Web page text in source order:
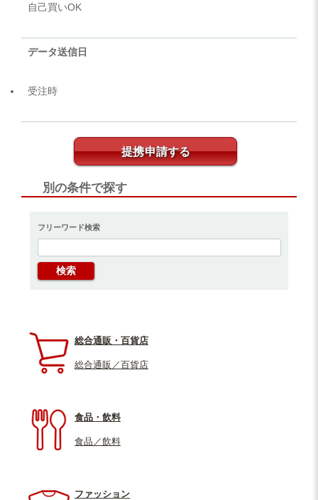
自己買いOK
データ送信日
受注時
提携申請する
別の条件で探す
フリーワード検索
総合通販・百貨店
総合通販／百貨店
食品・飲料
食品／飲料
ファッション